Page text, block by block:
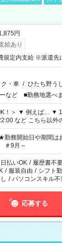
円
給あり
規定内支給 ※派遣先
・車 / ひたち野う
など ■勤務地選べ
18:00 15:00～
間もお気軽にご相談く
務開始日や期間は
9月～
日払いOK / 履歴書不
/ 服装自由 / シフト
/ パソコンスキル不
応募する